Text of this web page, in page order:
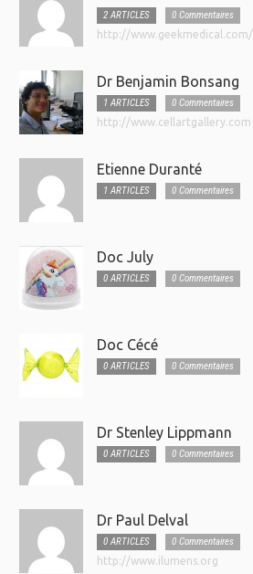
2 ARTICLES
0 Commentaires
http://www.geekmedical.com/
Dr Benjamin Bonsang
1 ARTICLES
0 Commentaires
http://www.cellartgallery.com
Etienne Duranté
1 ARTICLES 0 Commentaires
Doc July
0 ARTICLES 0 Commentaires
Doc Cécé
0 ARTICLES 0 Commentaires
Dr Stenley Lippmann
0 ARTICLES 0 Commentaires
Dr Paul Delval
0 ARTICLES
0 Commentaires
http://www.ilumens.org